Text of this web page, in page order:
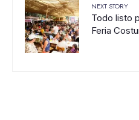
NEXT STORY
Todo listo
Feria